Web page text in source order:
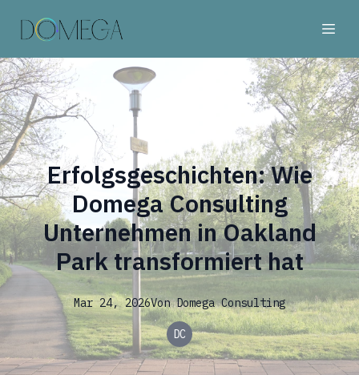
Erfolgsgeschichten: Wie
Domega Consulting
Unternehmen in Oakland
Park transformiert hat
Mar 24, 2026Von Domega Consulting
DC